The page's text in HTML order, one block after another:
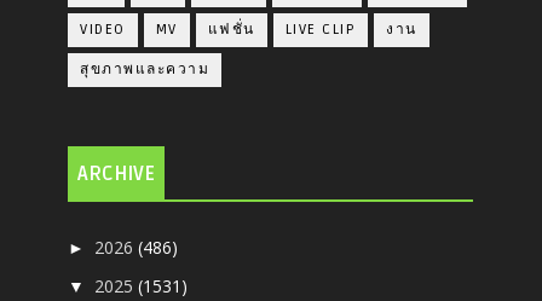
VIDEO MV แฟชั่น LIVE CLIP งาน
สุขภาพและความ
ARCHIVE
► 2026(486)
▼ 2025(1531)